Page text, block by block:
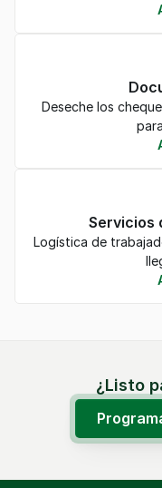
Deseche los
Servicios
Logística de
¿Listo